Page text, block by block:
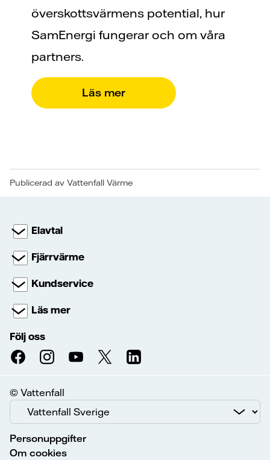
överskottsvärmens potential, hur
SamEnergi fungerar och om våra
partners.
Läs mer
Publicerad av Vattenfall Värme
Elavtal
Fjärrvärme
Kundservice
Läs mer
Följ oss
© Vattenfall
Personuppgifter
Om cookies